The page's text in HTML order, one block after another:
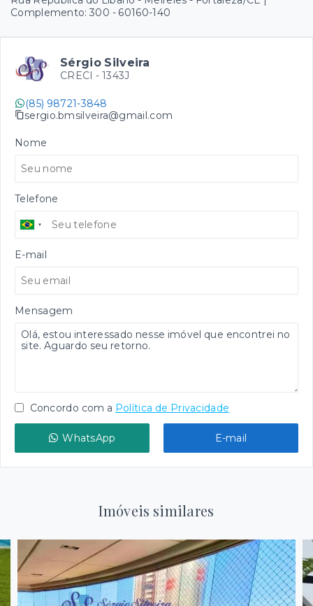
Complemento: 300 - 60160-140
Sérgio Silveira
CRECI - 1343J
(85) 98721-3848
sergio.bmsilveira@gmail.com
Nome
Telefone
E-mail
Mensagem
Concordo com a Política de Privacidade
WhatsApp E-mail
Imóveis similares